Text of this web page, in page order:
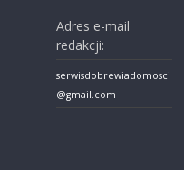
Adres e-mail
redakcji:
serwisdobrewiadomosci
@gmail.com